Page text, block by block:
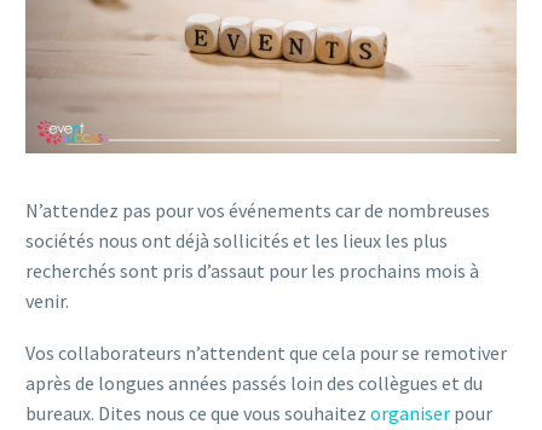
N’attendez pas pour vos événements car de nombreuses
sociétés nous ont déjà sollicités et les lieux les plus
recherchés sont pris d’assaut pour les prochains mois à
venir.
Vos collaborateurs n’attendent que cela pour se remotiver
après de longues années passés loin des collègues et du
bureaux. Dites nous ce que vous souhaitez organiser pour